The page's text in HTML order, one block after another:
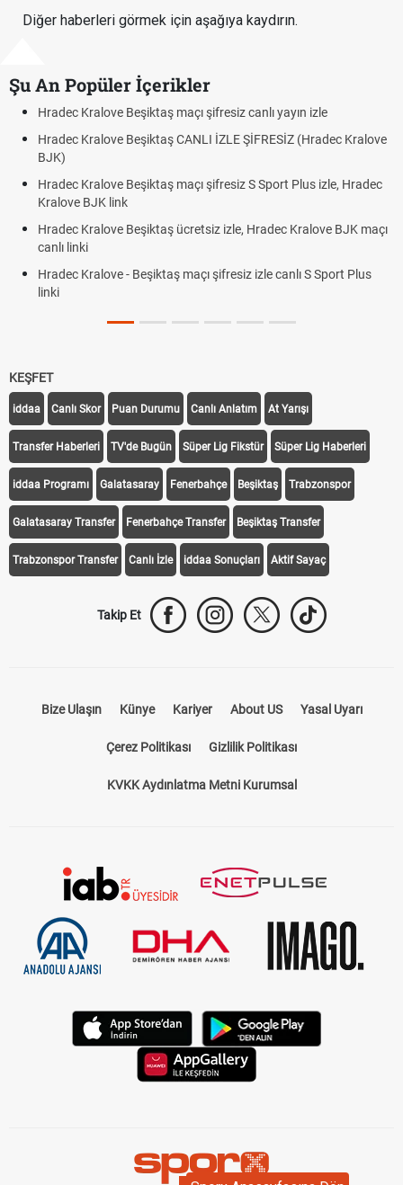
Diğer haberleri görmek için aşağıya kaydırın.
Şu An Popüler İçerikler
yayın izle
(Hradec Kralove
Plus izle, Hradec
Kralove BJK maçı
canlı S Sport Plus
Hradec Kralove - Beşiktaş maçı şifresiz izle
Hradec Kralove Beşiktaş maçı şifresiz
Trivela Nedir? Trivela Vuruşu Nasıl Yapılır?
Plonjon Nedir? Kalecilikte Plonjon Hareketi
KEŞFET
iddaa Canlı Skor Puan Durumu Canlı Anlatım At Yarışı
Transfer Haberleri TV'de Bugün Süper Lig Fikstür Süper Lig Haberleri
iddaa Programı Galatasaray Fenerbahçe Beşiktaş Trabzonspor
Galatasaray Transfer Fenerbahçe Transfer Beşiktaş Transfer
Trabzonspor Transfer Canlı İzle iddaa Sonuçları Aktif Sayaç
Takip Et
Bize Ulaşın Künye Kariyer About US Yasal Uyarı
Çerez Politikası Gizlilik Politikası
KVKK Aydınlatma Metni Kurumsal